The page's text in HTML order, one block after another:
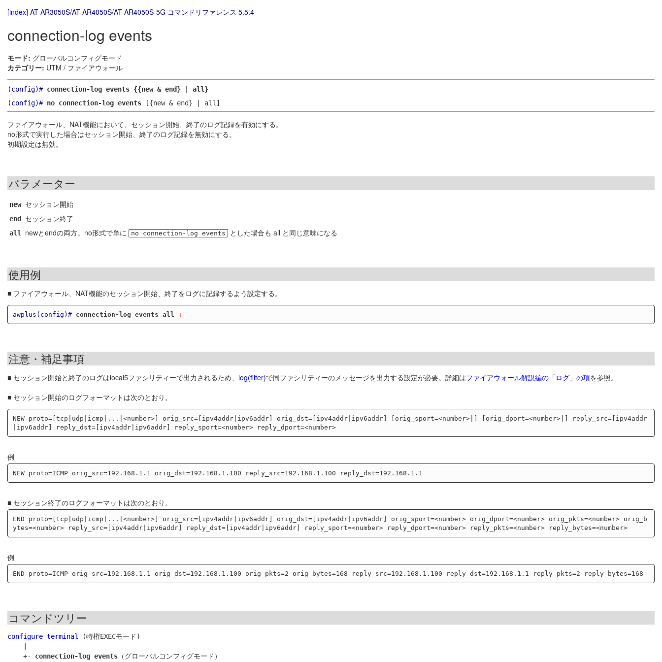
[index] AT-AR3050S/AT-AR4050S/AT-AR4050S-5G コマンドリファレンス 5.5.4
connection-log events
モード: グローバルコンフィグモード
カテゴリー: UTM / ファイアウォール
(config)# connection-log events {{new & end} | all}
(config)# no connection-log events [{new & end} | all]
ファイアウォール、NAT機能において、セッション開始、終了のログ記録を有効にする。
no形式で実行した場合はセッション開始、終了のログ記録を無効にする。
初期設定は無効。
パラメーター
new セッション開始
end セッション終了
all newとendの両方。no形式で単に no connection-log events とした場合も all と同じ意味になる
使用例
■ ファイアウォール、NAT機能のセッション開始、終了をログに記録するよう設定する。
awplus(config)# connection-log events all ↓
注意・補足事項
■ セッション開始と終了のログはlocal5ファシリティーで出力されるため、 log(filter)で同ファシリティーのメッセージを出力する設定が必要。詳細はファイアウォール解説編の「ログ」の項を参照。
■ セッション開始のログフォーマットは次のとおり。
NEW proto=[tcp|udp|icmp|...|<number>] orig_src=[ipv4addr|ipv6addr] orig_dst=[ipv4addr|ipv6addr] [orig_sport=<number>|] [orig_dport=<number>|] reply_src=[ipv4addr
|ipv6addr] reply_dst=[ipv4addr|ipv6addr] reply_sport=<number> reply_dport=<number>
例
■ セッション終了のログフォーマットは次のとおり。
END proto=[tcp|udp|icmp|...|<number>] orig_src=[ipv4addr|ipv6addr] orig_dst=[ipv4addr|ipv6addr] orig_sport=<number> orig_dport=<number> orig_pkts=<number> orig_b
ytes=<number> reply_src=[ipv4addr|ipv6addr] reply_dst=[ipv4addr|ipv6addr] reply_sport=<number> reply_dport=<number> reply_pkts=<number> reply_bytes=<number>
例
コマンドツリー
configure terminal
(特権EXECモード)
    +-
connection-log events